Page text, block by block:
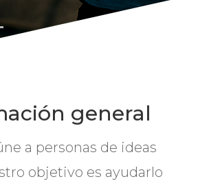
general
a personas de ideas
objetivo es ayudarlo